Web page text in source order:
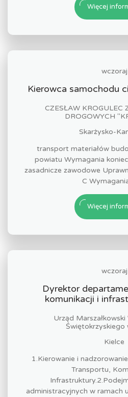
Więcej
wczoraj
Kierowca samochodu
CZESŁAW KROGULEC
DROGOWYCH
Skarżysko-
transport materiałów
powiatu Wymagania
zasadnicze zawodowe
C
Więcej
wczoraj
Dyrektor
komunikacji i
Urząd
Świętokrzyskiego
Kielce
1.Kierowanie i
Transportu,
administracyjnych w ramach